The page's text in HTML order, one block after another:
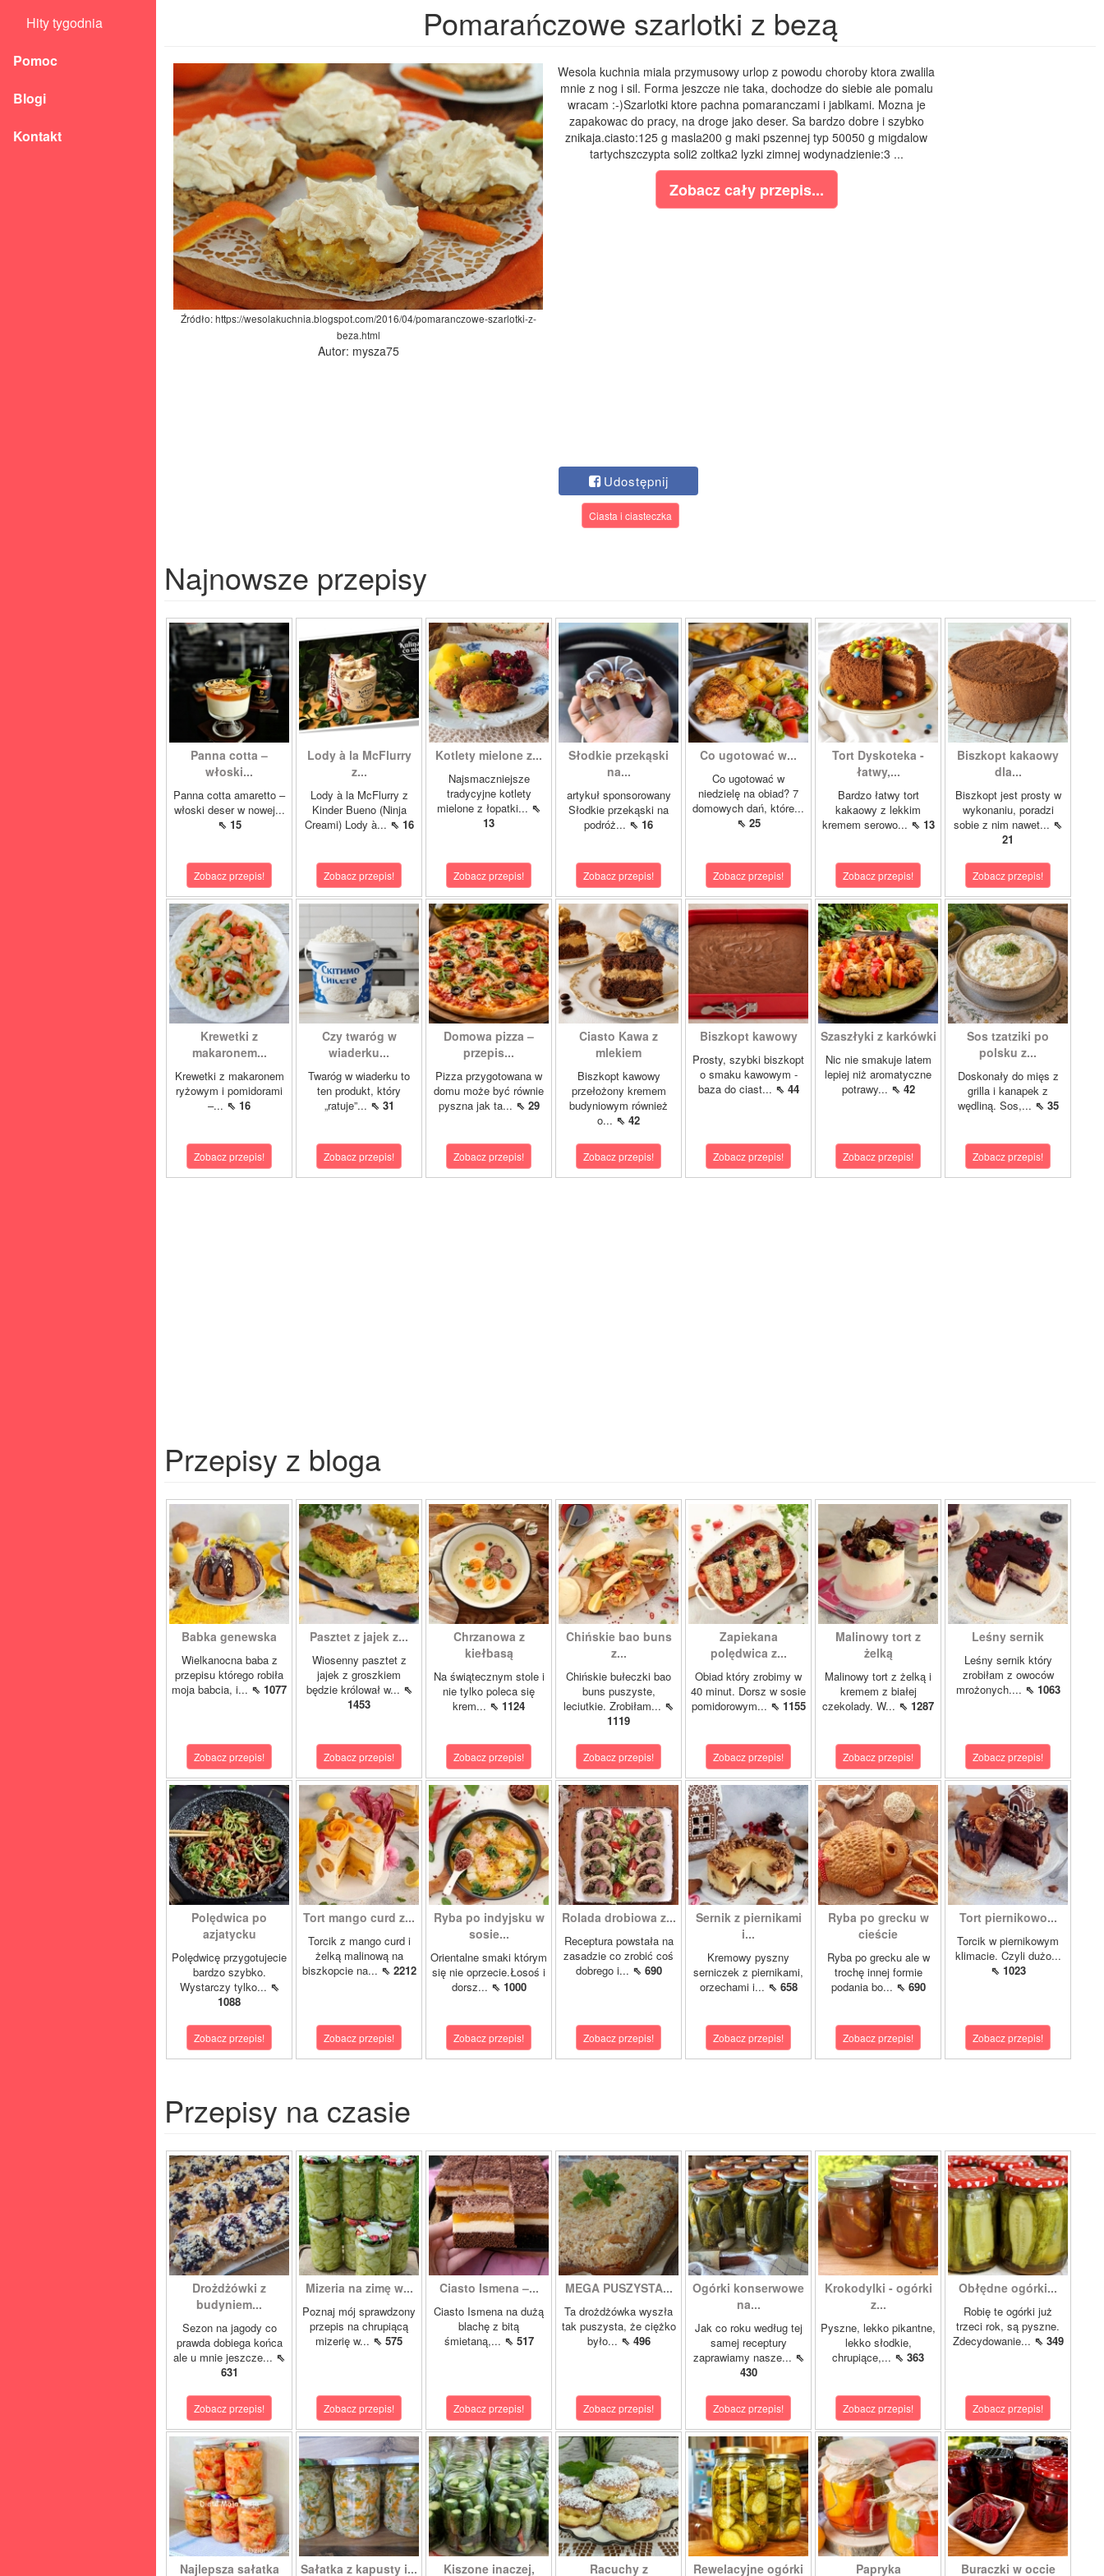
Hity tygodnia
Pomoc
Blogi
Kontakt
Pomarańczowe szarlotki z bezą
Źródło: https://wesolakuchnia.blogspot.com/2016/04/pomaranczowe-szarlotki-z-
beza.html
Autor: mysza75
Wesola kuchnia miala przymusowy urlop z powodu choroby ktora zwalila
mnie z nog i sil. Forma jeszcze nie taka, dochodze do siebie ale pomalu
wracam :-)Szarlotki ktore pachna pomaranczami i jablkami. Mozna je
zapakowac do pracy, na droge jako deser. Sa bardzo dobre i szybko
znikaja.ciasto:125 g masla200 g maki pszennej typ 50050 g migdalow
tartychszczypta soli2 zoltka2 lyzki zimnej wodynadzienie:3 ...
Zobacz cały przepis...
Udostępnij
Ciasta i ciasteczka
Najnowsze przepisy
Panna cotta –
włoski...
Panna cotta amaretto –
włoski deser w nowej...
⇖ 15
Zobacz przepis!
Lody à la McFlurry
z...
Lody à la McFlurry z
Kinder Bueno (Ninja
Creami) Lody à... ⇖ 16
Zobacz przepis!
Kotlety mielone z...
Najsmaczniejsze
tradycyjne kotlety
mielone z łopatki... ⇖
13
Zobacz przepis!
Słodkie przekąski
na...
artykuł sponsorowany
Słodkie przekąski na
podróż... ⇖ 16
Zobacz przepis!
Co ugotować w...
Co ugotować w
niedzielę na obiad? 7
domowych dań, które...
⇖ 25
Zobacz przepis!
Tort Dyskoteka -
łatwy,...
Bardzo łatwy tort
kakaowy z lekkim
kremem serowo... ⇖ 13
Zobacz przepis!
Biszkopt kakaowy
dla...
Biszkopt jest prosty w
wykonaniu, poradzi
sobie z nim nawet... ⇖
21
Zobacz przepis!
Krewetki z
makaronem...
Krewetki z makaronem
ryżowym i pomidorami
–... ⇖ 16
Zobacz przepis!
Czy twaróg w
wiaderku...
Twaróg w wiaderku to
ten produkt, który
„ratuje”... ⇖ 31
Zobacz przepis!
Domowa pizza –
przepis...
Pizza przygotowana w
domu może być równie
pyszna jak ta... ⇖ 29
Zobacz przepis!
Ciasto Kawa z
mlekiem
Biszkopt kawowy
przełożony kremem
budyniowym również
o... ⇖ 42
Zobacz przepis!
Biszkopt kawowy
Prosty, szybki biszkopt
o smaku kawowym -
baza do ciast... ⇖ 44
Zobacz przepis!
Szaszłyki z karkówki
Nic nie smakuje latem
lepiej niż aromatyczne
potrawy... ⇖ 42
Zobacz przepis!
Sos tzatziki po
polsku z...
Doskonały do mięs z
grilla i kanapek z
wędliną. Sos,... ⇖ 35
Zobacz przepis!
Przepisy z bloga
Babka genewska
Wielkanocna baba z
przepisu którego robiła
moja babcia, i... ⇖ 1077
Zobacz przepis!
Pasztet z jajek z...
Wiosenny pasztet z
jajek z groszkiem
będzie królował w... ⇖
1453
Zobacz przepis!
Chrzanowa z
kiełbasą
Na świątecznym stole i
nie tylko poleca się
krem... ⇖ 1124
Zobacz przepis!
Chińskie bao buns
z...
Chińskie bułeczki bao
buns puszyste,
leciutkie. Zrobiłam... ⇖
1119
Zobacz przepis!
Zapiekana
polędwica z...
Obiad który zrobimy w
40 minut. Dorsz w sosie
pomidorowym... ⇖ 1155
Zobacz przepis!
Malinowy tort z
żelką
Malinowy tort z żelką i
kremem z białej
czekolady. W... ⇖ 1287
Zobacz przepis!
Leśny sernik
Leśny sernik który
zrobiłam z owoców
mrożonych.... ⇖ 1063
Zobacz przepis!
Polędwica po
azjatycku
Polędwicę przygotujecie
bardzo szybko.
Wystarczy tylko... ⇖
1088
Zobacz przepis!
Tort mango curd z...
Torcik z mango curd i
żelką malinową na
biszkopcie na... ⇖ 2212
Zobacz przepis!
Ryba po indyjsku w
sosie...
Orientalne smaki którym
się nie oprzecie.Łosoś i
dorsz... ⇖ 1000
Zobacz przepis!
Rolada drobiowa z...
Receptura powstała na
zasadzie co zrobić coś
dobrego i... ⇖ 690
Zobacz przepis!
Sernik z piernikami
i...
Kremowy pyszny
serniczek z piernikami,
orzechami i... ⇖ 658
Zobacz przepis!
Ryba po grecku w
cieście
Ryba po grecku ale w
trochę innej formie
podania bo... ⇖ 690
Zobacz przepis!
Tort piernikowo...
Torcik w piernikowym
klimacie. Czyli dużo...
⇖ 1023
Zobacz przepis!
Przepisy na czasie
Drożdżówki z
budyniem...
Sezon na jagody co
prawda dobiega końca
ale u mnie jeszcze... ⇖
631
Zobacz przepis!
Mizeria na zimę w...
Poznaj mój sprawdzony
przepis na chrupiącą
mizerię w... ⇖ 575
Zobacz przepis!
Ciasto Ismena –...
Ciasto Ismena na dużą
blachę z bitą
śmietaną,... ⇖ 517
Zobacz przepis!
MEGA PUSZYSTA...
Ta drożdżówka wyszła
tak puszysta, że ciężko
było... ⇖ 496
Zobacz przepis!
Ogórki konserwowe
na...
Jak co roku według tej
samej receptury
zaprawiamy nasze... ⇖
430
Zobacz przepis!
Krokodylki - ogórki
z...
Pyszne, lekko pikantne,
lekko słodkie,
chrupiące,... ⇖ 363
Zobacz przepis!
Obłędne ogórki...
Robię te ogórki już
trzeci rok, są pyszne.
Zdecydowanie... ⇖ 349
Zobacz przepis!
Najlepsza sałatka Sałatka z kapusty i... Kiszone inaczej, Racuchy z Rewelacyjne ogórki Papryka Buraczki w occie